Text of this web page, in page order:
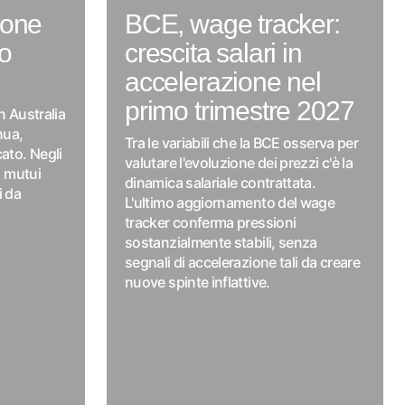
Australia
Negli
mutui
da
BCE, wage tracker:
crescita salari in
accelerazione nel
primo trimestre 2027
Tra le variabili che la BCE osserva per
valutare l'evoluzione dei prezzi c'è la
dinamica salariale contrattata.
L'ultimo aggiornamento del wage
tracker conferma pressioni
sostanzialmente stabili, senza
segnali di accelerazione tali da creare
nuove spinte inflattive.